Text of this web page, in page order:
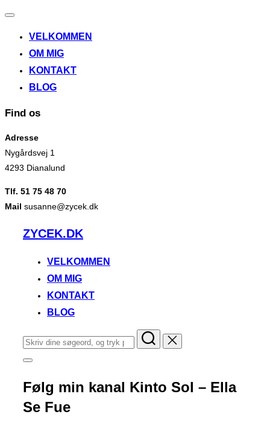
Slå
til/fra
VELKOMMEN
OM MIG
KONTAKT
BLOG
Find os
Adresse
Nygårdsvej 1
4293 Dianalund
Tlf. 51 75 48 70
Mail susanne@zycek.dk
VidereZYCEK.DK
VELKOMMEN
OM MIG
KONTAKT
BLOG
Søg
efter:
Slå
i
sidekolonne
til/fra
Følg min kanal Kinto Sol – Ella
Se Fue